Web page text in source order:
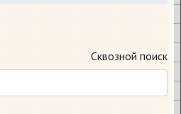
Сквозной поиск